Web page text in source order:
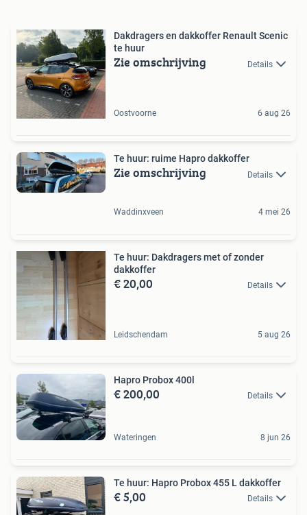
Dakdragers en dakkoffer Renault Scenic
te huur
Zie omschrijving Details
Oostvoorne 6 aug 26
Te huur: ruime Hapro dakkoffer
Zie omschrijving Details
Waddinxveen 4 mei 26
Te huur: Dakdragers met of zonder
dakkoffer
€ 20,00 Details
Leidschendam 5 aug 26
Hapro Probox 400l
€ 200,00 Details
Wateringen 8 jun 26
Te huur: Hapro Probox 455 L dakkoffer
€ 5,00 Details